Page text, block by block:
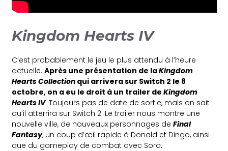
Kingdom Hearts IV
C’est probablement le jeu le plus attendu à l’heure
actuelle.Après une présentation de laKingdom
Hearts Collection qui arrivera sur Switch 2 le 8
octobre, on a eu le droit à un trailer deKingdom
Hearts IV. Toujours pas de date de sortie, mais on sait
qu’il atterrira sur Switch 2. Le trailer nous montre une
nouvelle ville, de nouveaux personnages deFinal
Fantasy, un coup d’œil rapide à Donald et Dingo, ainsi
que du gameplay de combat avec Sora.